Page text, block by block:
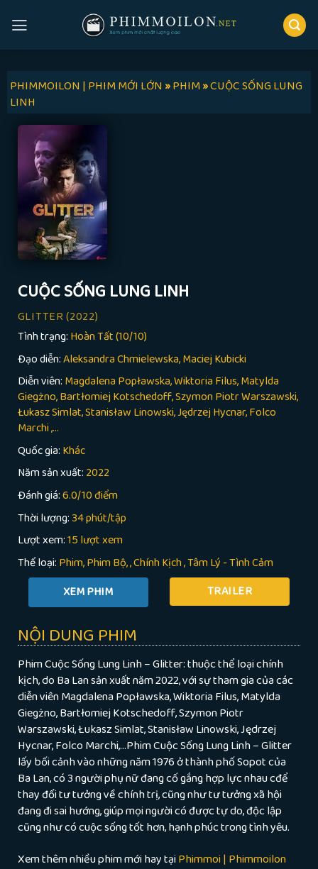
PHIMMOILON | PHIM MỚI LỚN»PHIM»CUỘC SỐNG LUNG
LINH
CUỘC SỐNG LUNG LINH
GLITTER(2022)
Tình trạng: Hoàn Tất (10/10)
Đạo diễn:Aleksandra Chmielewska, Maciej Kubicki
Diễn viên: Magdalena Popławska, Wiktoria Filus, Matylda
Giegżno, Bartłomiej Kotschedoff, Szymon Piotr Warszawski,
Łukasz Simlat, Stanisław Linowski, Jędrzej Hycnar, Folco
Marchi ,...
Quốc gia: Khác
Năm sản xuất: 2022
Đánh giá:6.0/10 điểm
Thời lượng:34 phút/tập
Lượt xem:15 lượt xem
Thể loại: Phim Phim Bộ ,Chính Kịch,Tâm Lý - Tình Cảm
TRAILER
NỘI DUNG PHIM
Phim Cuộc Sống Lung Linh – Glitter: thuộc thể loại chính
kịch, do Ba Lan sản xuất năm 2022, với sự tham gia của các
diễn viên Magdalena Popławska, Wiktoria Filus, Matylda
Giegżno, Bartłomiej Kotschedoff, Szymon Piotr
Warszawski, Łukasz Simlat, Stanisław Linowski, Jędrzej
Hycnar, Folco Marchi,…Phim Cuộc Sống Lung Linh – Glitter
lấy bối cảnh vào những năm 1976 ở thành phố Sopot của
Ba Lan, có 3 người phụ nữ đang cố gắng hợp lực nhau cđể
thay đổi tư tưởng về chính trị, cũng như tư tưởng xã hội
đang đi sai hướng, giúp mọi người có được tự do, độc lập
cũng như có cuộc sống tốt hơn, hạnh phúc trong tình yêu.
Xem thêm nhiều phim mới hay tạiPhimmoi | Phimmoilon